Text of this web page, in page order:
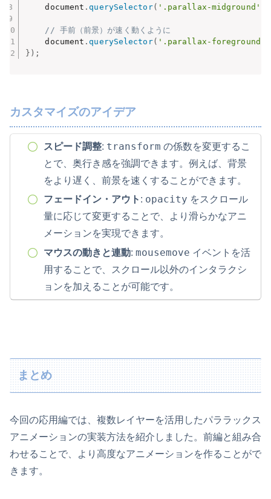
    document
.querySelector( '.parallax-midground'
// 手前（前景）が速く動くように
    document
.querySelector( '.parallax-foreground'
} ) ;
カスタマイズのアイデア
スピード調整: transform の係数を変更するこ
とで、奥行き感を強調できます。例えば、背景
をより遅く、前景を速くすることができます。
フェードイン・アウト : opacity をスクロール
量に応じて変更することで、より滑らかなアニ
メーションを実現できます。
マウスの動きと連動: mousemove イベントを活
用することで、スクロール以外のインタラクシ
ョンを加えることが可能です。
まとめ
今回の応用編では、複数レイヤーを活用したパララックス
アニメーションの実装方法を紹介しました。前編と組み合
わせることで、より高度なアニメーションを作ることがで
きます。